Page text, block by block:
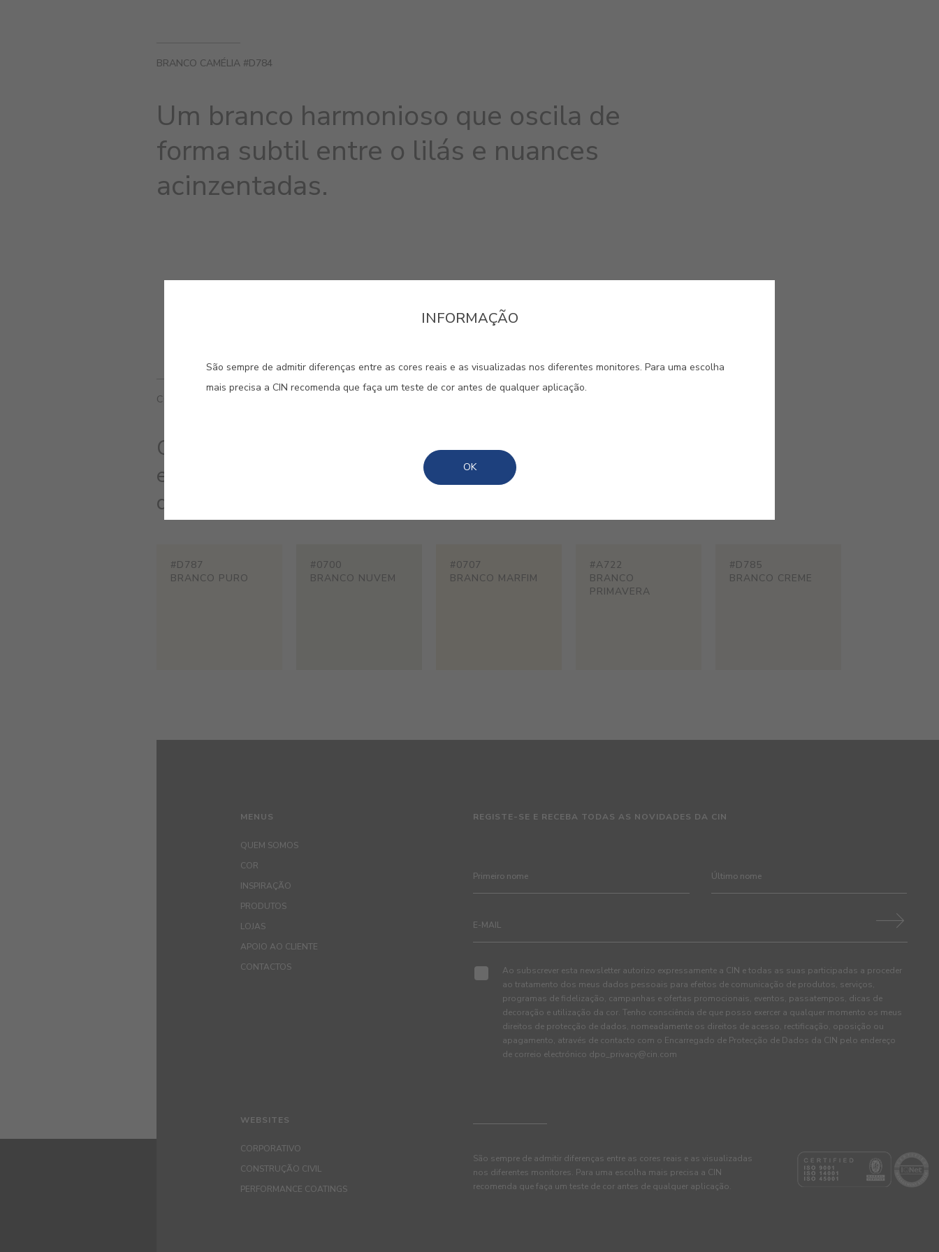
BRANCO CAMÉLIA #D784
Um branco harmonioso que oscila de
forma subtil entre o lilás e nuances
acinzentadas.
CORES RELACIONADAS
Cores intemporais, perfeitas para eternizarem o seu
espaço. Os brancos clássicos têm tonalidades
delicadas que valorizam todos os detalhes.
#D787
BRANCO PURO
#0700
BRANCO NUVEM
#0707
BRANCO MARFIM
#A722
BRANCO
PRIMAVERA
#D785
BRANCO CREME
MENUS
QUEM SOMOS
COR
INSPIRAÇÃO
PRODUTOS
LOJAS
APOIO AO CLIENTE
CONTACTOS
REGISTE-SE E RECEBA TODAS AS NOVIDADES DA CIN
Ao subscrever esta newsletter autorizo expressamente a CIN e todas as suas participadas a proceder
ao tratamento dos meus dados pessoais para efeitos de comunicação de produtos, serviços,
programas de fidelização, campanhas e ofertas promocionais, eventos, passatempos, dicas de
decoração e utilização da cor. Tenho consciência de que posso exercer a qualquer momento os meus
direitos de protecção de dados, nomeadamente os direitos de acesso, rectificação, oposição ou
apagamento, através de contacto com o Encarregado de Protecção de Dados da CIN pelo endereço
de correio electrónico dpo_privacy@cin.com
WEBSITES
CORPORATIVO
CONSTRUÇÃO CIVIL
PERFORMANCE COATINGS
São sempre de admitir diferenças entre as cores reais e as visualizadas
nos diferentes monitores. Para uma escolha mais precisa a CIN
recomenda que faça um teste de cor antes de qualquer aplicação.
INFORMAÇÃO
São sempre de admitir diferenças entre as cores reais e as visualizadas nos diferentes monitores. Para uma escolha
mais precisa a CIN recomenda que faça um teste de cor antes de qualquer aplicação.
OK